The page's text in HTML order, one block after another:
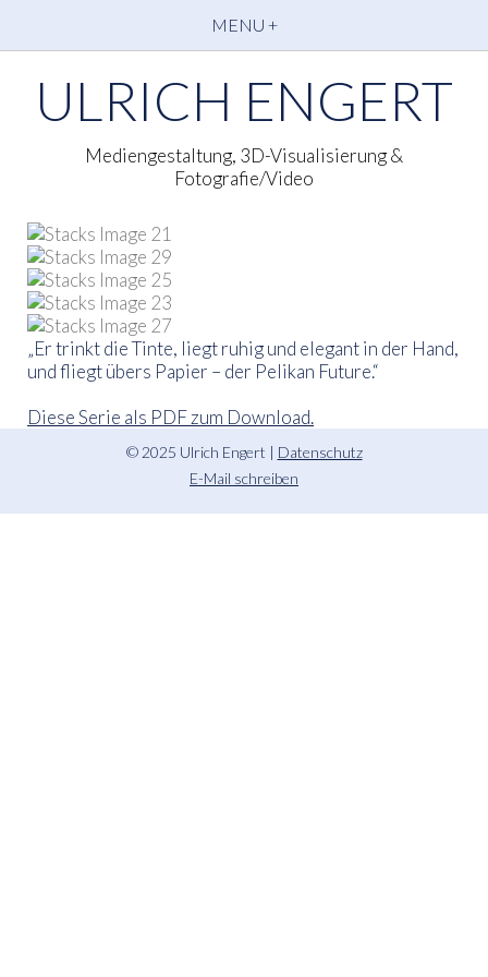
MENU +
ULRICH ENGERT
Mediengestaltung, 3D-Visualisierung &
Fotografie/Video
„Er trinkt die Tinte, liegt ruhig und elegant in der Hand,
und fliegt übers Papier – der Pelikan Future.“
Diese Serie als PDF zum Download.
© 2025 Ulrich Engert | Datenschutz
E-Mail schreiben